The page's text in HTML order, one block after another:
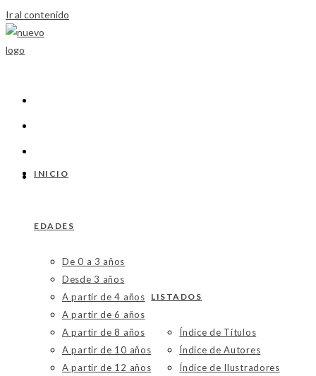
Ir al contenido
INICIO
EDADES
De 0 a 3 años
Desde 3 años
A partir de 4 años
A partir de 6 años
A partir de 8 años
A partir de 10 años
A partir de 12 años
LISTADOS
Índice de Títulos
Índice de Autores
Índice de Ilustradores